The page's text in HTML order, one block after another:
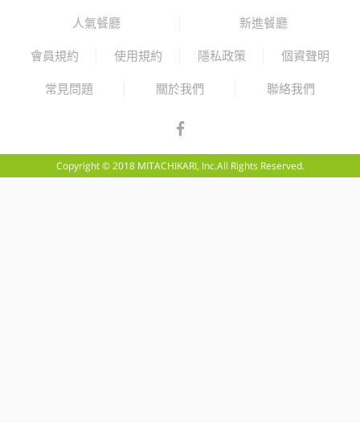
人氣餐廳 新進餐廳
會員規約 使用規約 隱私政策 個資聲明
常見問題 關於我們 聯絡我們
Copyright © 2018 MITACHIKARI, Inc.All Rights Reserved.